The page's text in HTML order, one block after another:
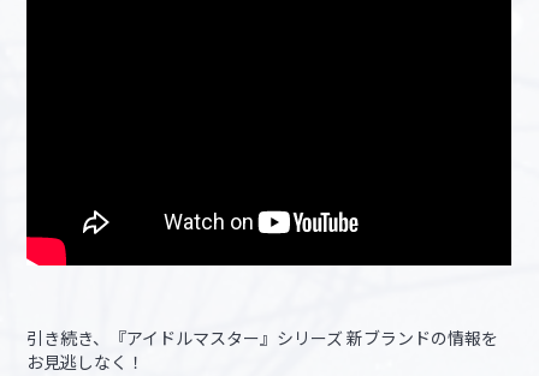
引き続き、『アイドルマスター』シリーズ 新ブランドの情報を
お見逃しなく！